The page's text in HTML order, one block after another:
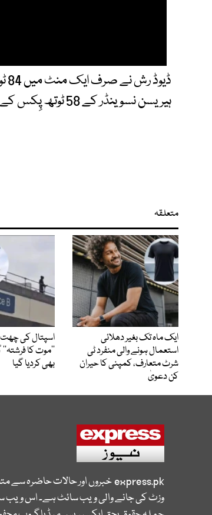
ہیریسن نسوینڈر کے 58 ٹوتھ پِکس کے ریکارڈ کو آسانی سے پیچھے چھوڑ دیا۔
متعلقہ
ایک ماہ تک بغیر دھلائی
استعمال ہونے والی منفرد ٹی
شرٹ متعارف، کمپنی کا حیران
کن دعویٰ
اسپتال کی چھت
’’موت کا فرشتہ‘‘
بھی کردیا گیا
express.pkخبروں اور حالات حاضرہ سے
وزٹ کی جانے والی ویب سائٹ ہے۔ اس ویب